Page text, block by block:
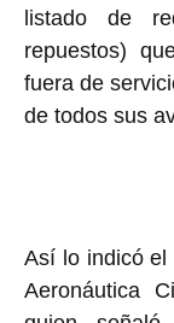
listado de
repuestos)
fuera de
de todos sus
Así lo indicó el
Aeronáutica